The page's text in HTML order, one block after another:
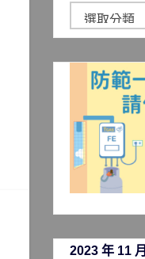
聞
分
2023 年 11 月